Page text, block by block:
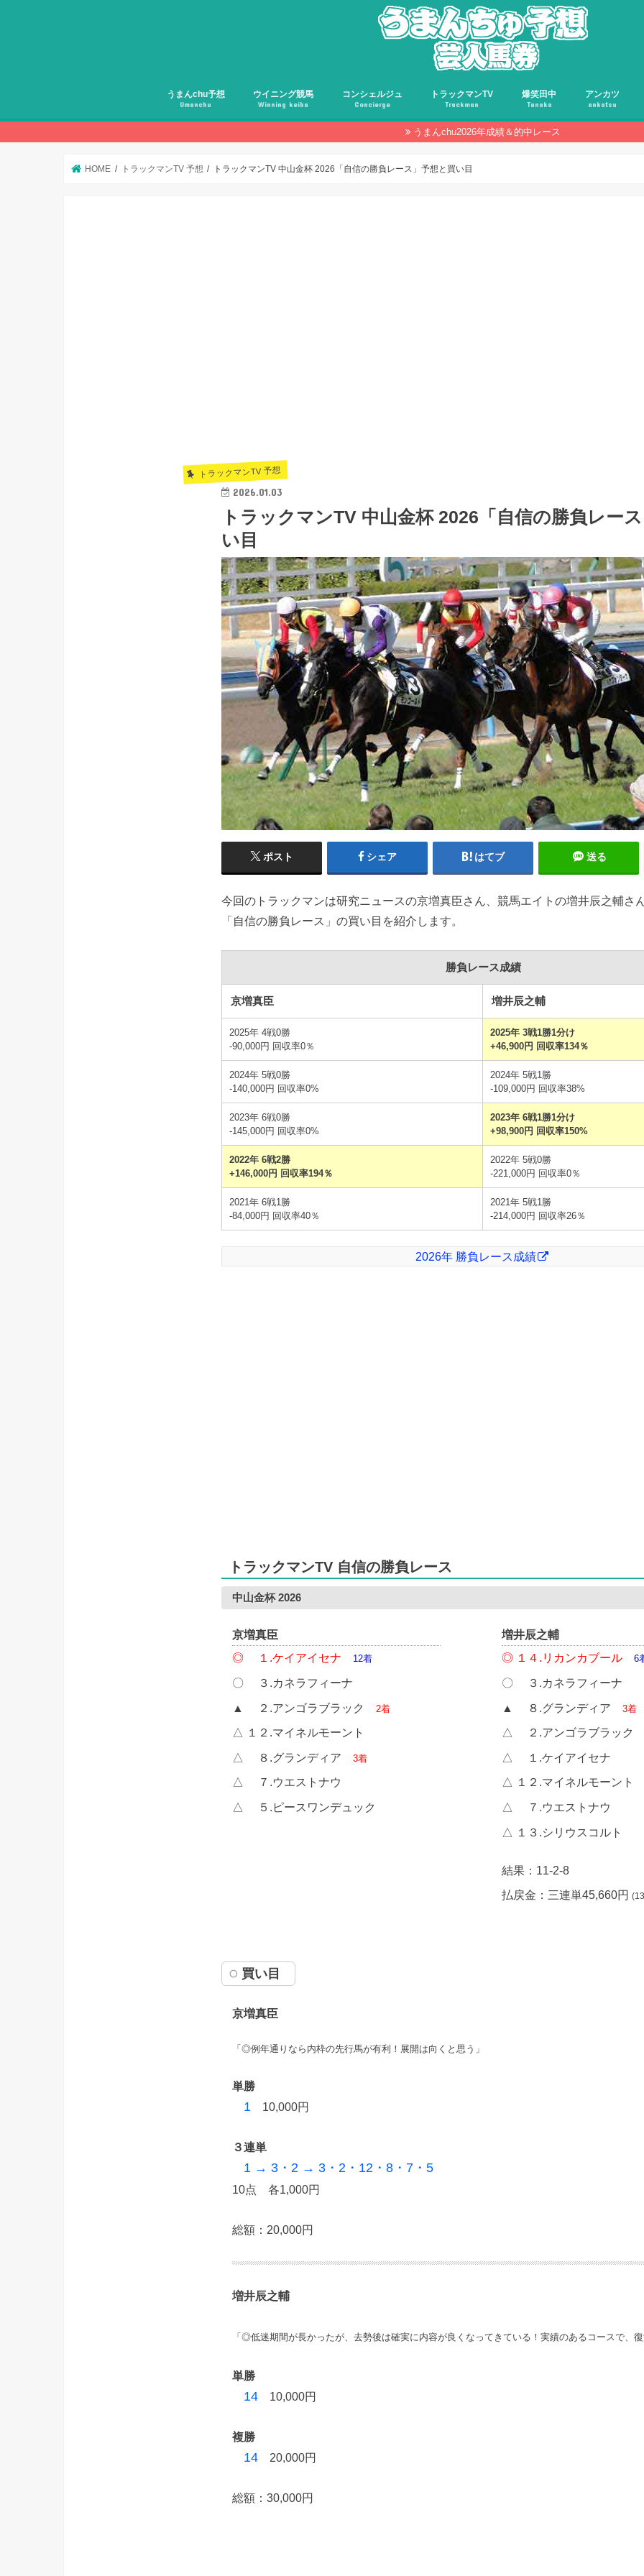
うまんchu予想
Umanchu
ウイニング競馬
Winning keiba
コンシェルジュ
Concierge
トラックマンTV
Trackman
爆笑田中
Tanaka
アンカツ
ankatsu
うまんchu2026年成績＆的中レース
HOME トラックマンTV 予想 トラックマンTV 中山金杯 2026「自信の勝負レース」予想と買い目
トラックマンTV 予想
2026.01.03
トラックマンTV 中山金杯 2026「自信の勝負レー
い目
ポスト シェア はてブ 送る
今回のトラックマンは研究ニュースの京増真臣さん、競馬エイトの増井辰之輔さ
「自信の勝負レース」の買い目を紹介します。
勝負レース成績
京増真臣 増井辰之輔
2025年 4戦0勝
-90,000円 回収率0％
2025年 3戦1勝1分け
+46,900円 回収率134％
2024年 5戦0勝
-140,000円 回収率0%
2024年 5戦1勝
-109,000円 回収率38%
2023年 6戦0勝
-145,000円 回収率0%
2023年 6戦1勝1分け
+98,900円 回収率150%
2022年 6戦2勝
+146,000円 回収率194％
2022年 5戦0勝
-221,000円 回収率0％
2021年 6戦1勝
-84,000円 回収率40％
2021年 5戦1勝
-214,000円 回収率26％
2026年 勝負レース成績
トラックマンTV 自信の勝負レース
中山金杯 2026
京増真臣
◎ １.ケイアイセナ 12着
〇 ３.カネラフィーナ
▲ ２.アンゴラブラック 2着
△ １２.マイネルモーント
△ ８.グランディア 3着
△ ７.ウエストナウ
△ ５.ピースワンデュック
増井辰之輔
◎ １４.リカンカブール 6
〇 ３.カネラフィーナ
▲ ８.グランディア 3着
△ ２.アンゴラブラック
△ １.ケイアイセナ
△ １２.マイネルモーント
△ ７.ウエストナウ
△ １３.シリウスコルト
結果：11-2-8
払戻金：三連単45,660円
買い目
京増真臣
「◎例年通りなら内枠の先行馬が有利！展開は向くと思う」
単勝
1 10,000円
３連単
1 → 3・2 → 3・2・12・8・7・5
10点 各1,000円
総額：20,000円
増井辰之輔
「◎低迷期間が長かったが、去勢後は確実に内容が良くなってきている！実績のあるコースで、復
単勝
14 10,000円
複勝
14 20,000円
総額：30,000円